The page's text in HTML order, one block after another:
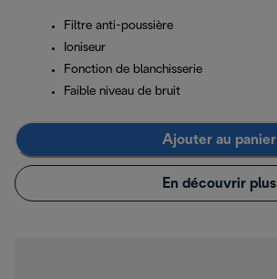
Filtre anti-poussière
Ioniseur
Fonction de blanchisserie
Faible niveau de bruit
Ajouter au panier
En découvrir plus